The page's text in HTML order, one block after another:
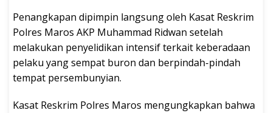
Penangkapan dipimpin langsung oleh Kasat Reskrim
Polres Maros AKP Muhammad Ridwan setelah
melakukan penyelidikan intensif terkait keberadaan
pelaku yang sempat buron dan berpindah-pindah
tempat persembunyian.
Kasat Reskrim Polres Maros mengungkapkan bahwa